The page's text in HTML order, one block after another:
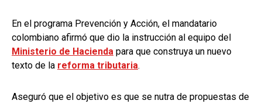
En el programa Prevención y Acción, el mandatario
colombiano afirmó que dio la instrucción al equipo del
Ministerio de Hacienda para que construya un nuevo
texto de la reforma tributaria.
Aseguró que el objetivo es que se nutra de propuestas de